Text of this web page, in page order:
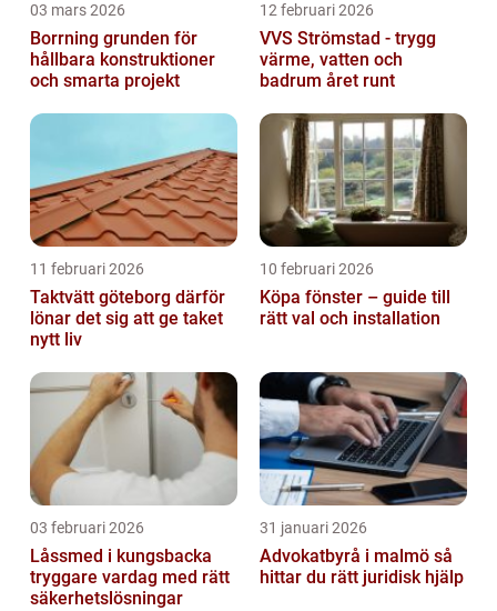
03 mars 2026
Borrning grunden för
hållbara konstruktioner
och smarta projekt
12 februari 2026
VVS Strömstad - trygg
värme, vatten och
badrum året runt
11 februari 2026
Taktvätt göteborg därför
lönar det sig att ge taket
nytt liv
10 februari 2026
Köpa fönster – guide till
rätt val och installation
03 februari 2026
Låssmed i kungsbacka
tryggare vardag med rätt
säkerhetslösningar
31 januari 2026
Advokatbyrå i malmö så
hittar du rätt juridisk hjälp